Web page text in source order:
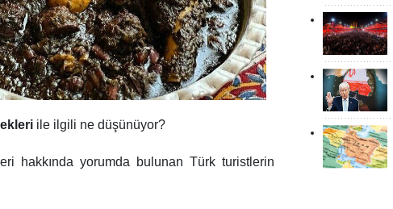
ile ilgili ne düşünüyor?
hakkında yorumda bulunan Türk turistlerin